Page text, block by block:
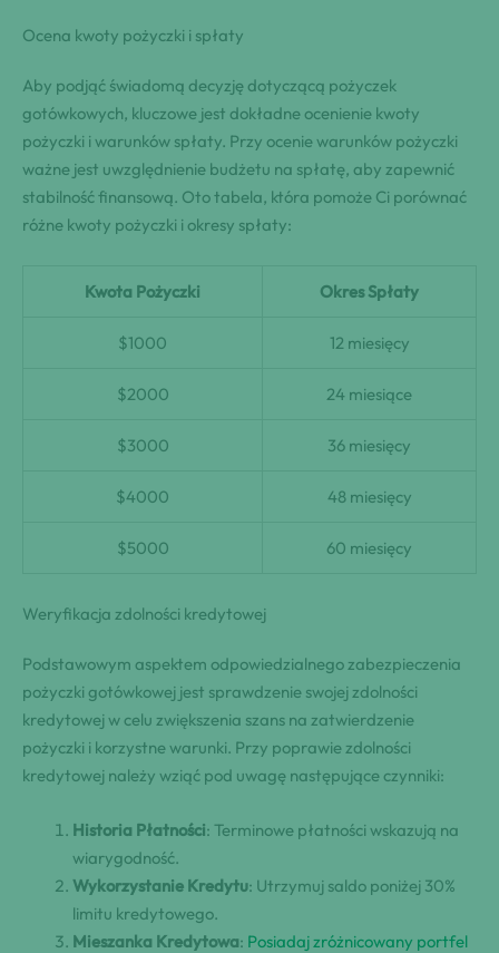
Ocena kwoty pożyczki i spłaty
Aby podjąć świadomą decyzję dotyczącą pożyczek
gotówkowych, kluczowe jest dokładne ocenienie kwoty
pożyczki i warunków spłaty. Przy ocenie warunków pożyczki
ważne jest uwzględnienie budżetu na spłatę, aby zapewnić
stabilność finansową. Oto tabela, która pomoże Ci porównać
różne kwoty pożyczki i okresy spłaty:
Kwota Pożyczki Okres Spłaty
$1000 12 miesięcy
$2000 24 miesiące
$3000 36 miesięcy
$4000 48 miesięcy
$5000 60 miesięcy
Weryfikacja zdolności kredytowej
Podstawowym aspektem odpowiedzialnego zabezpieczenia
pożyczki gotówkowej jest sprawdzenie swojej zdolności
kredytowej w celu zwiększenia szans na zatwierdzenie
pożyczki i korzystne warunki. Przy poprawie zdolności
kredytowej należy wziąć pod uwagę następujące czynniki:
Historia Płatności: Terminowe płatności wskazują na
wiarygodność.
Wykorzystanie Kredytu: Utrzymuj saldo poniżej 30%
limitu kredytowego.
Mieszanka Kredytowa: Posiadaj zróżnicowany portfel